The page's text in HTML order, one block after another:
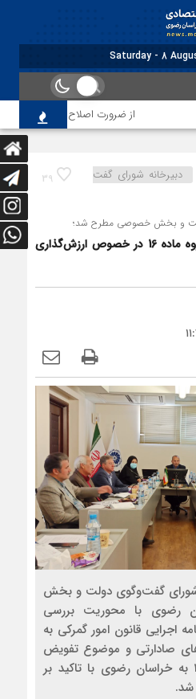
از ضرورت اصلاح رویه‌های بازرسی
39
دبیرخانه شورای گفت
و بخش خصوصی مطرح شد؛
ضرورت تفویض اختیار کارگروه ماده 16 در خصوص ارزش‌گذاری
شورای گفت‌وگوی دولت و بخش
رضوی با محوریت بررسی
22 آیین‌نامه اجرایی قانون امور گمرکی به
صادارتی و موضوع تفویض
اختیارات کارگروه ماده 16 به خراسان رضوی با تاکید بر
شد.